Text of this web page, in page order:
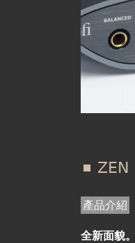
ZEN
產品介紹
全新面貌